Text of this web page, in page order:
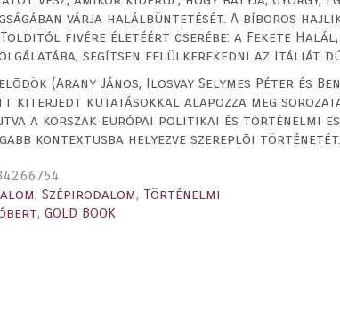
várja halálbüntetését. A bíboros hajlik
fivére életéért cserébe: a Fekete Halál,
segítsen felülkerekedni az Itáliát
(Arany János, Ilosvay Selymes Péter és
kiterjedt kutatásokkal alapozza meg
a korszak európai politikai és történelmi
kontextusba helyezve szereplõi történetét.
, Szépirodalom, Történelmi
, GOLD BOOK